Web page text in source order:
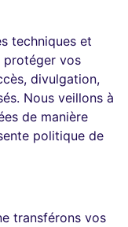
techniques et
protéger vos
divulgation,
Nous veillons à
de manière
politique de
transférons vos